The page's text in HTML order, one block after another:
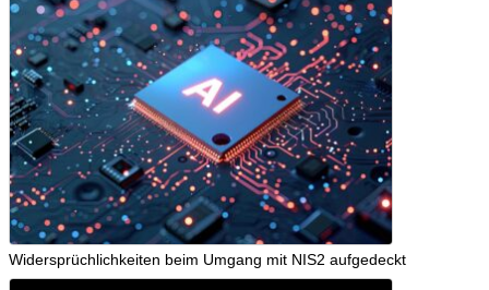
Widersprüchlichkeiten beim Umgang mit NIS2 aufgedeckt